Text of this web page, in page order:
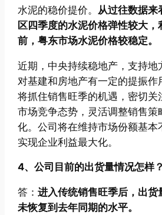
水泥的稳价提价。 从过往数据来
区四季度的水泥价格弹性较大，
前，粤东市场水泥价格较稳定。
近期，中央持续稳地产，支持地
对基建和房地产有一定的提振作
将抓住销售旺季的机遇，密切关
市场竞争态势，灵活调整销售策
化。公司将在维持市场份额基本
实现企业利益最大化。
4、公司目前的出货量情况怎样？
答：进入传统销售旺季后，出货
未恢复到去年同期的水平。